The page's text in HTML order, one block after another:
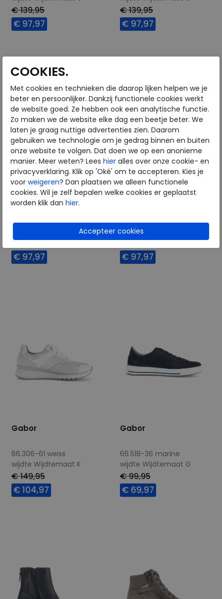
€ 139,95
€ 97,97
4,5
€ 139,95
€ 97,97
7,5
Gabor
63.490-12 oak
wijdte Wijdtemaat F
€ 139,95
€ 97,97
Gabor
63.491-25 latte
wijdte Wijdtemaat F
€ 139,95
€ 97,97
Gabor
66.306-61 weiss
wijdte Wijdtemaat K
€ 149,95
€ 104,97
Gabor
66.518-36 marine
wijdte Wijdtemaat G
€ 99,95
€ 69,97
COOKIES.
Met cookies en technieken die daarop lijken helpen we je
beter en persoonlijker. Dankzij functionele cookies werkt
de website goed. Ze hebben ook een analytische functie.
Zo maken we de website elke dag een beetje beter. We
laten je graag nuttige advertenties zien. Daarom
gebruiken we technologie om je gedrag binnen en buiten
onze website te volgen. Dat doen we op een anonieme
manier. Meer weten? Lees hier alles over onze cookie- en
privacyverklaring. Klik op 'Oké' om te accepteren. Kies je
voor weigeren? Dan plaatsen we alleen functionele
cookies. Wil je zelf bepalen welke cookies er geplaatst
worden klik dan hier.